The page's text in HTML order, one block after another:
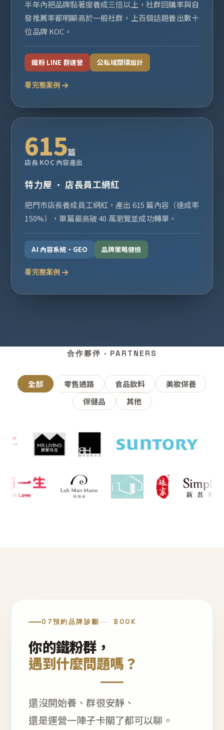
半年內把品牌黏著度養成三倍以上，社群回購率與自
發推薦率都明顯高於一般社群，上百個話題養出數十
位品牌 KOC。
鐵粉 LINE 群運營 公私域閉環設計
看完整案例
615篇
店長 KOC 內容產出
特力屋 · 店長員工網紅
把門市店長養成員工網紅，產出 615 篇內容（達成率
150%），單篇最高破 40 萬瀏覽並成功轉單。
AI 內容系統・GEO 品牌策略健檢
看完整案例
合作夥伴 · PARTNERS
全部 零售通路 食品飲料
美妝保養
保健品
其他
07預約品牌診斷 BOOK
你的鐵粉群，
遇到什麼問題嗎？
還沒開始養、群很安靜、
還是運營一陣子卡關了都可以聊。